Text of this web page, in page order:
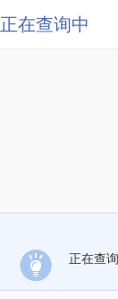
正在查询中
正在查